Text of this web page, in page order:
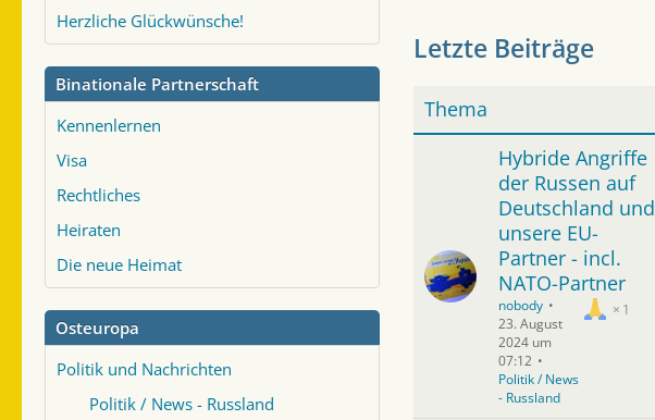
Herzliche Glückwünsche!
Binationale Partnerschaft
Kennenlernen
Visa
Rechtliches
Heiraten
Die neue Heimat
Osteuropa
Politik und Nachrichten
Politik / News - Russland
Letzte Beiträge
Thema
Hybride Angriffe
der Russen auf
Deutschland und
unsere EU-
Partner - incl.
NATO-Partner
1
nobody
23. August
2024 um
07:12
Politik / News
- Russland